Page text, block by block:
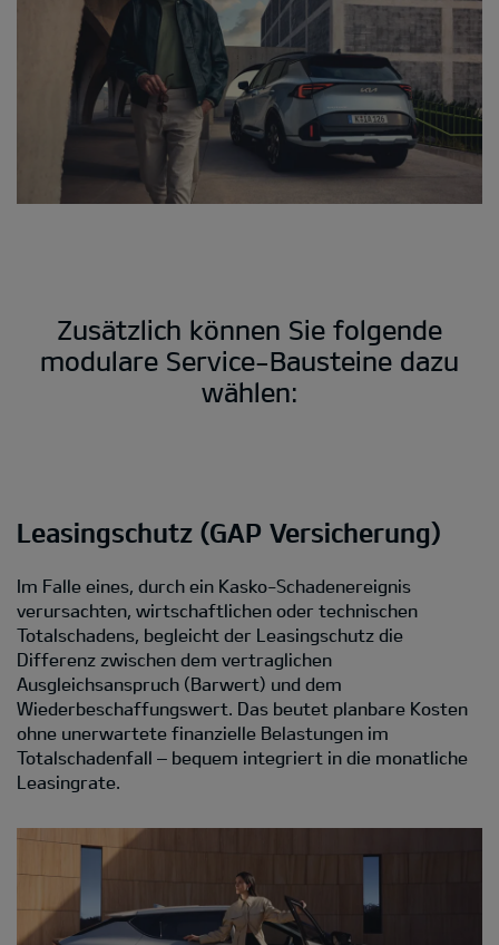
Zusätzlich können Sie folgende
modulare Service-Bausteine dazu
wählen:
Leasingschutz (GAP Versicherung)
Im Falle eines, durch ein Kasko-Schadenereignis
verursachten, wirtschaftlichen oder technischen
Totalschadens, begleicht der Leasingschutz die
Differenz zwischen dem vertraglichen
Ausgleichsanspruch (Barwert) und dem
Wiederbeschaffungswert. Das beutet planbare Kosten
ohne unerwartete finanzielle Belastungen im
Totalschadenfall – bequem integriert in die monatliche
Leasingrate.